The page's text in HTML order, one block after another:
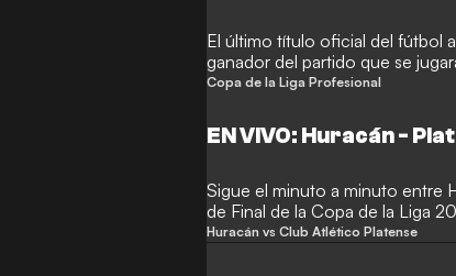
El último título oficial del fútbol
ganador del partido que se
Copa de la Liga Profesional
EN VIVO: Huracán -
Sigue el minuto a minuto entre
de Final de la Copa de la Liga
Huracán vs Club Atlético Platense